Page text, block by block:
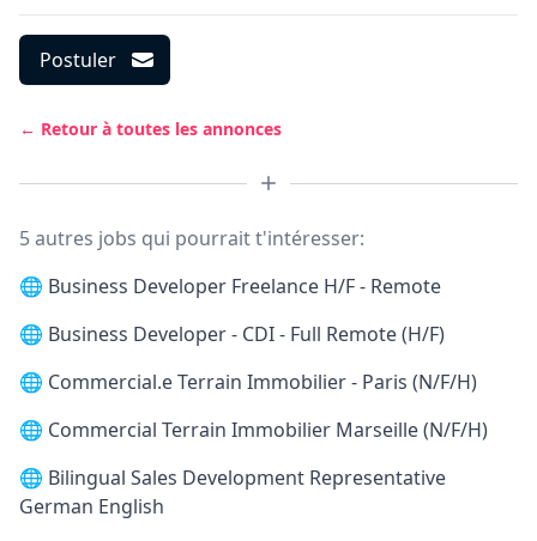
Postuler
← Retour à toutes les annonces
5 autres jobs qui pourrait t'intéresser:
🌐 Business Developer Freelance H/F - Remote
🌐 Business Developer - CDI - Full Remote (H/F)
🌐 Commercial.e Terrain Immobilier - Paris (N/F/H)
🌐 Commercial Terrain Immobilier Marseille (N/F/H)
🌐 Bilingual Sales Development Representative
German English